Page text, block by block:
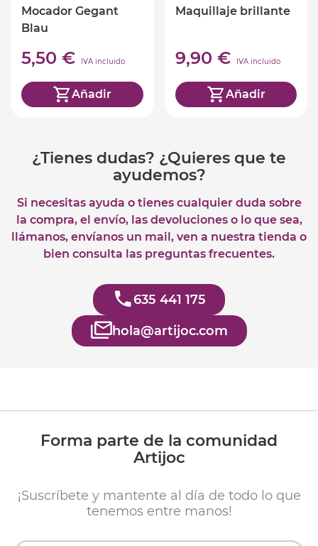
Mocador Gegant
Blau
5,50 € IVA incluido
Añadir
Maquillaje brillante
9,90 € IVA incluido
Añadir
¿Tienes dudas? ¿Quieres que te
ayudemos?
Si necesitas ayuda o tienes cualquier duda sobre
la compra, el envío, las devoluciones o lo que sea,
llámanos, envíanos un mail, ven a nuestra tienda o
bien consulta las preguntas frecuentes.
635 441 175
hola@artijoc.com
Forma parte de la comunidad
Artijoc
¡Suscríbete y mantente al día de todo lo que
tenemos entre manos!